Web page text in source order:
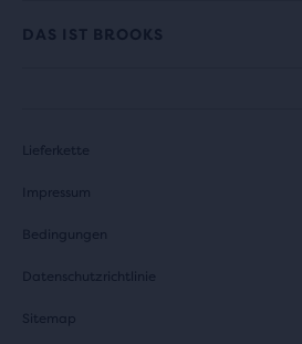
DAS IST BROOKS
Lieferkette
Impressum
Bedingungen
Datenschutzrichtlinie
Sitemap